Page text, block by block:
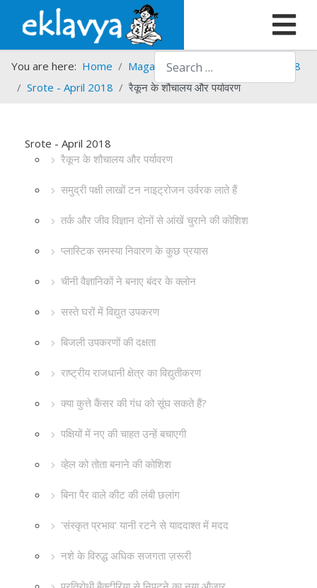
Search
You are here: Home Magazines Srote
Srote - 2018
Srote - April 2018
रैकून के शौचालय और पर्यावरण
Srote - April 2018
रैकून के शौचालय और पर्यावरण
समुद्री पक्षी लाखों टन नाइट्रोजन उर्वरक लाते हैं
तर्क और जीव विज्ञान दोनों से आंखें चुराने की कोशिश
प्लास्टिक समस्या निवारण के कुछ प्रयास
चीनी वैज्ञानिकों ने बनाए बंदर के क्लोन
सस्ते घरों में विद्युत उपकरण
बिजली उपकरणों की दक्षता
राष्ट्रीय राजधानी क्षेत्र का विद्युतीकरण
क्या कुत्ते कैंसर की गंध को सूंघ सकते हैं?
पक्षियों में नए की चाहत उन्हें बचाएगी
व्हेल को तोता बनाने की कोशिश
बिना पैर वाले कीट की लंबी छलांग
'संस्कृत प्रभाव' यानी रटने से याददाश्त में मदद
नशे के विरुद्ध अधिक सजगता ज़रूरी